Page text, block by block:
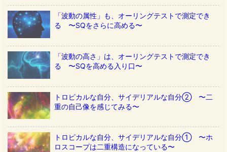
「波動の属性」も、オーリングテストで測定でき
る 〜SQをさらに高める〜
「波動の高さ」は、オーリングテストで測定でき
る 〜SQを高める入り口〜
トロピカルな自分、サイデリアルな自分② 〜二
重の自己像を感じてみる〜
トロピカルな自分、サイデリアルな自分① 〜ホ
ロスコープは二重構造になっている〜